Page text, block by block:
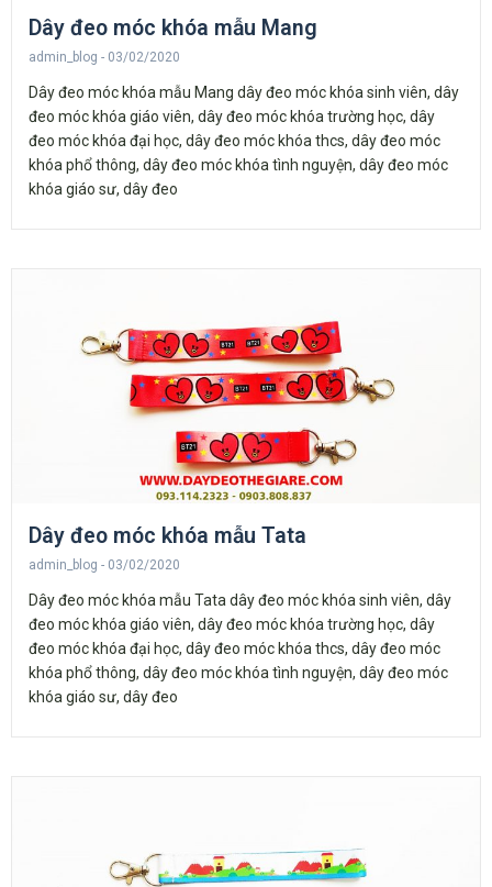
Dây đeo móc khóa mẫu Mang
admin_blog 03/02/2020
Dây đeo móc khóa mẫu Mang dây đeo móc khóa sinh viên, dây
đeo móc khóa giáo viên, dây đeo móc khóa trường học, dây
đeo móc khóa đại học, dây đeo móc khóa thcs, dây đeo móc
khóa phổ thông, dây đeo móc khóa tình nguyện, dây đeo móc
khóa giáo sư, dây đeo
Dây đeo móc khóa mẫu Tata
admin_blog 03/02/2020
Dây đeo móc khóa mẫu Tata dây đeo móc khóa sinh viên, dây
đeo móc khóa giáo viên, dây đeo móc khóa trường học, dây
đeo móc khóa đại học, dây đeo móc khóa thcs, dây đeo móc
khóa phổ thông, dây đeo móc khóa tình nguyện, dây đeo móc
khóa giáo sư, dây đeo